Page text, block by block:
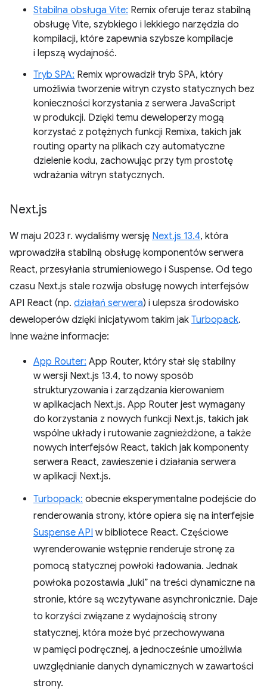
Stabilna obsługa Vite: Remix oferuje teraz stabilną
obsługę Vite, szybkiego i lekkiego narzędzia do
kompilacji, które zapewnia szybsze kompilacje
i lepszą wydajność.
Tryb SPA: Remix wprowadził tryb SPA, który
umożliwia tworzenie witryn czysto statycznych bez
konieczności korzystania z serwera JavaScript
w produkcji. Dzięki temu deweloperzy mogą
korzystać z potężnych funkcji Remixa, takich jak
routing oparty na plikach czy automatyczne
dzielenie kodu, zachowując przy tym prostotę
wdrażania witryn statycznych.
Next.js
W maju 2023 r. wydaliśmy wersję Next.js 13.4, która
wprowadziła stabilną obsługę komponentów serwera
React, przesyłania strumieniowego i Suspense. Od tego
czasu Next.js stale rozwija obsługę nowych interfejsów
API React (np. działań serwera) i ulepsza środowisko
deweloperów dzięki inicjatywom takim jak Turbopack.
Inne ważne informacje:
App Router: App Router, który stał się stabilny
w wersji Next.js 13.4, to nowy sposób
strukturyzowania i zarządzania kierowaniem
w aplikacjach Next.js. App Router jest wymagany
do korzystania z nowych funkcji Next.js, takich jak
wspólne układy i rutowanie zagnieżdżone, a także
nowych interfejsów React, takich jak komponenty
serwera React, zawieszenie i działania serwera
w aplikacji Next.js.
Turbopack: obecnie eksperymentalne podejście do
renderowania strony, które opiera się na interfejsie
Suspense API w bibliotece React. Częściowe
wyrenderowanie wstępnie renderuje stronę za
pomocą statycznej powłoki ładowania. Jednak
powłoka pozostawia „luki” na treści dynamiczne na
stronie, które są wczytywane asynchronicznie. Daje
to korzyści związane z wydajnością strony
statycznej, która może być przechowywana
w pamięci podręcznej, a jednocześnie umożliwia
uwzględnianie danych dynamicznych w zawartości
strony.